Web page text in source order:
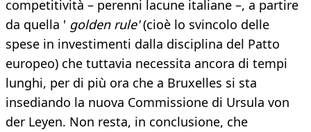
competitività – perenni lacune italiane –, a partire
da quella ' golden rule'(cioè lo svincolo delle
spese in investimenti dalla disciplina del Patto
europeo) che tuttavia necessita ancora di tempi
lunghi, per di più ora che a Bruxelles si sta
insediando la nuova Commissione di Ursula von
der Leyen. Non resta, in conclusione, che